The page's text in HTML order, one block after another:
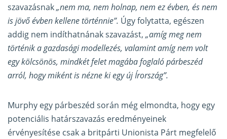
szavazásnak„nem ma, nem holnap, nem ez évben, és nem
is jövő évben kellene történnie”. Úgy folytatta, egészen
addig nem indíthatnának szavazást, „amíg meg nem
történik a gazdasági modellezés, valamint amíg nem volt
egy kölcsönös, mindkét felet magába foglaló párbeszéd
arról, hogy miként is nézne ki egy új Írország”.
Murphy egy párbeszéd során még elmondta, hogy egy
potenciális határszavazás eredményeinek
érvényesítése csak a britpárti Unionista Párt megfelelő